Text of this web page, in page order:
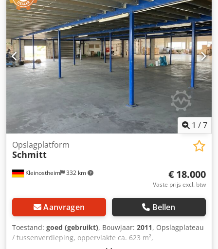
roosterroosters als vloerbedekking! Fabrikant: Stow Type:
tussenverdieping Bouwjaar: 2014 Draagkracht: 250 kg / 350
kg / 500 kg Vloerbedekking: spaanplaat 38 mm, bovenkant
grijs gemêleerd, onderkant wit Accessoires zoals
leuningen, trappen etc. op aanvraag Staat: goed, een
bezichtiging is ten zeerste aan te raden! Beschikbaar:
vanaf ongeveer het 4e kwartaal van 2026 Locatie: Hamburg
1 /7
Kleinostheim 332 km
Opslagplatform
Schmitt
€ 18.000
Vaste prijs excl. btw
Aanvragen Bellen
Toestand: goed (gebruikt), Bouwjaar: 2011, Opslagplateau
/ tussenverdieping, oppervlakte ca. 623 m²,